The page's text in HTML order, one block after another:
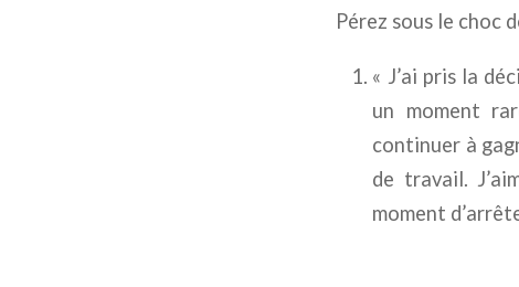
Pérez sous le choc
« J’ai pris la
un moment
continuer à
de travail.
moment